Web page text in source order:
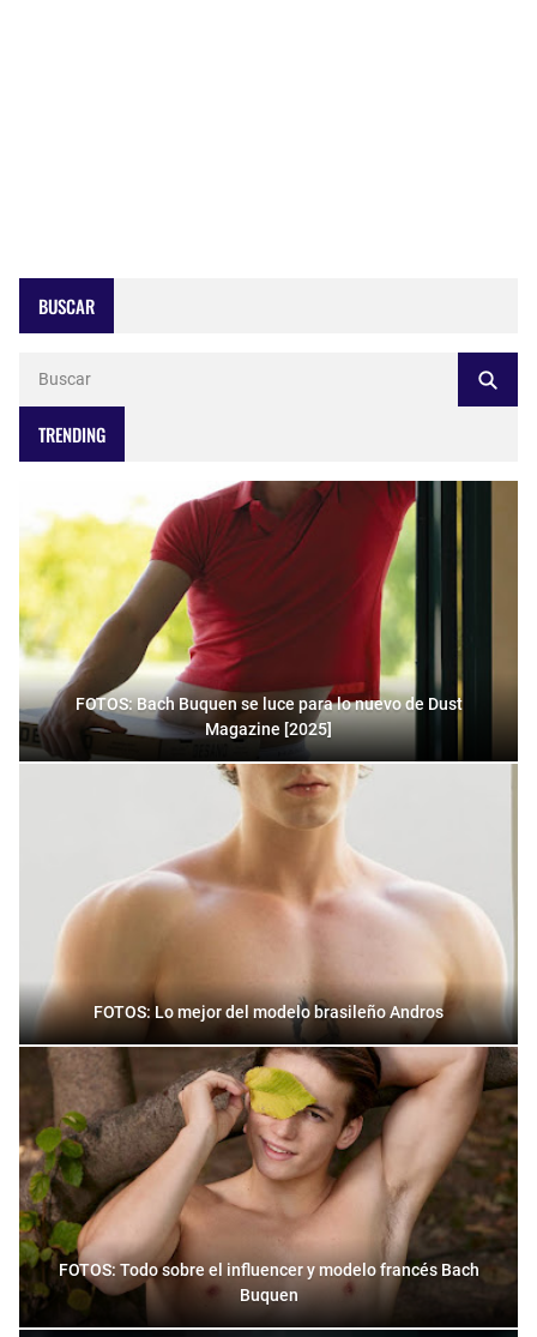
BUSCAR
TRENDING
FOTOS: Bach Buquen se luce para lo nuevo de Dust
Magazine [2025]
FOTOS: Lo mejor del modelo brasileño Andros
FOTOS: Todo sobre el influencer y modelo francés Bach
Buquen